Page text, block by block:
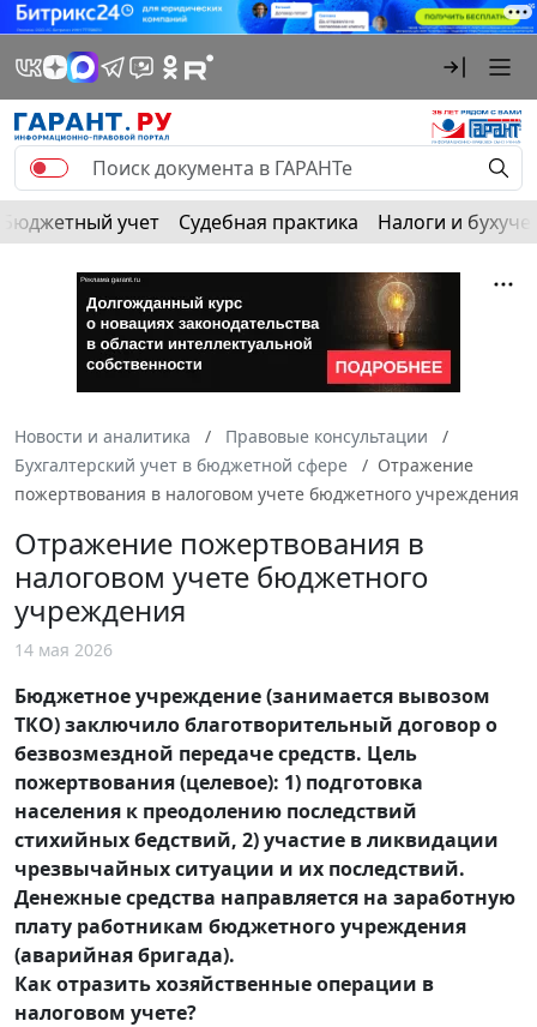
Бюджетный учет Судебная практика Налоги и
Новости и аналитика
Правовые консультации
Бухгалтерский учет в бюджетной сфере
Отражение
пожертвования в налоговом учете бюджетного учреждения
Отражение пожертвования в
налоговом учете бюджетного
учреждения
14 мая 2026
Бюджетное учреждение (занимается вывозом
ТКО) заключило благотворительный договор о
безвозмездной передаче средств. Цель
пожертвования (целевое): 1) подготовка
населения к преодолению последствий
стихийных бедствий, 2) участие в ликвидации
чрезвычайных ситуации и их последствий.
Денежные средства направляется на заработную
плату работникам бюджетного учреждения
(аварийная бригада).
Как отразить хозяйственные операции в
налоговом учете?